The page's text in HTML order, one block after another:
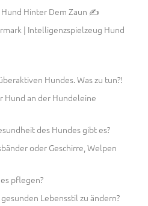
Hinter Dem Zaun ✍
| Intelligenzspielzeug Hund
Hundes. Was zu tun?!
Hund an der Hundeleine
des Hundes gibt es?
oder Geschirre, Welpen
pflegen?
Lebensstil zu ändern?